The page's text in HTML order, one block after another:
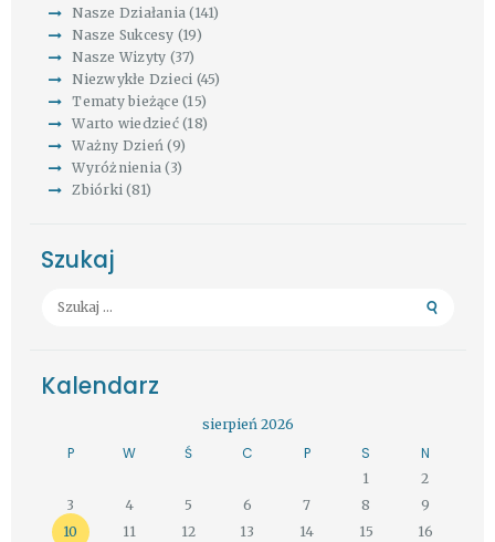
Nasze Działania (141)
Nasze Sukcesy (19)
Nasze Wizyty (37)
Niezwykłe Dzieci (45)
Tematy bieżące (15)
Warto wiedzieć(18)
Ważny Dzień (9)
Wyróżnienia (3)
Zbiórki (81)
Szukaj
Szukaj:
Kalendarz
sierpień 2026
P W Ś C P S N
1
2
3
4 5 6 7 8
9
10
11 12 13 14 15
16